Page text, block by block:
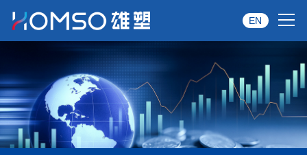
关于雄塑
产品中心
EN